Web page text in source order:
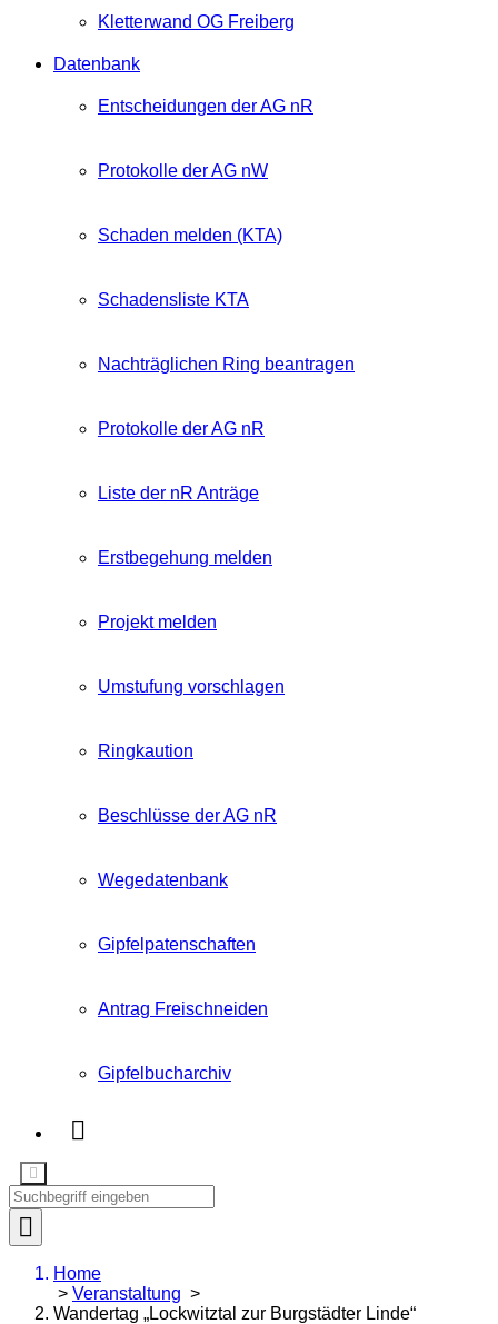
Kletterwand OG Freiberg
Datenbank
Entscheidungen der AG nR
Protokolle der AG nW
Schaden melden (KTA)
Schadensliste KTA
Nachträglichen Ring beantragen
Protokolle der AG nR
Liste der nR Anträge
Erstbegehung melden
Projekt melden
Umstufung vorschlagen
Ringkaution
Beschlüsse der AG nR
Wegedatenbank
Gipfelpatenschaften
Antrag Freischneiden
Gipfelbucharchiv
Home
> Veranstaltung >
Wandertag „Lockwitztal zur Burgstädter Linde“